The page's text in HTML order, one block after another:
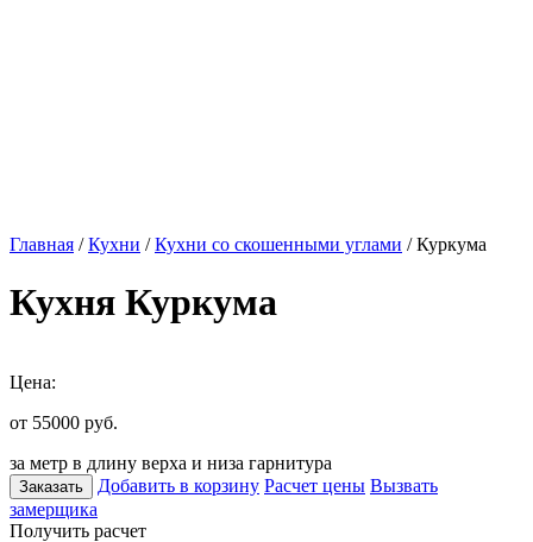
Главная /Кухни /Кухни со скошенными углами / Куркума
Кухня Куркума
Цена:
от 55000 руб.
за метр в длину верха и низа гарнитура
Заказать Добавить в корзину Расчет цены Вызвать
замерщика
Получить расчет